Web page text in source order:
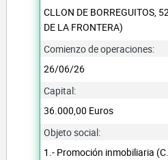
CLLON DE BORREGUITOS,
DE LA FRONTERA)
Comienzo de operaciones:
26/06/26
Capital:
36.000,00 Euros
Objeto social:
1.- Promoción inmobiliaria